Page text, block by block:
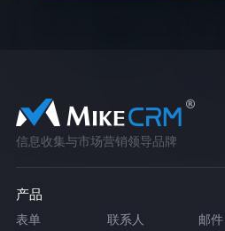
信息收集与市场营销领导品牌
产品
表单 联系人 邮件